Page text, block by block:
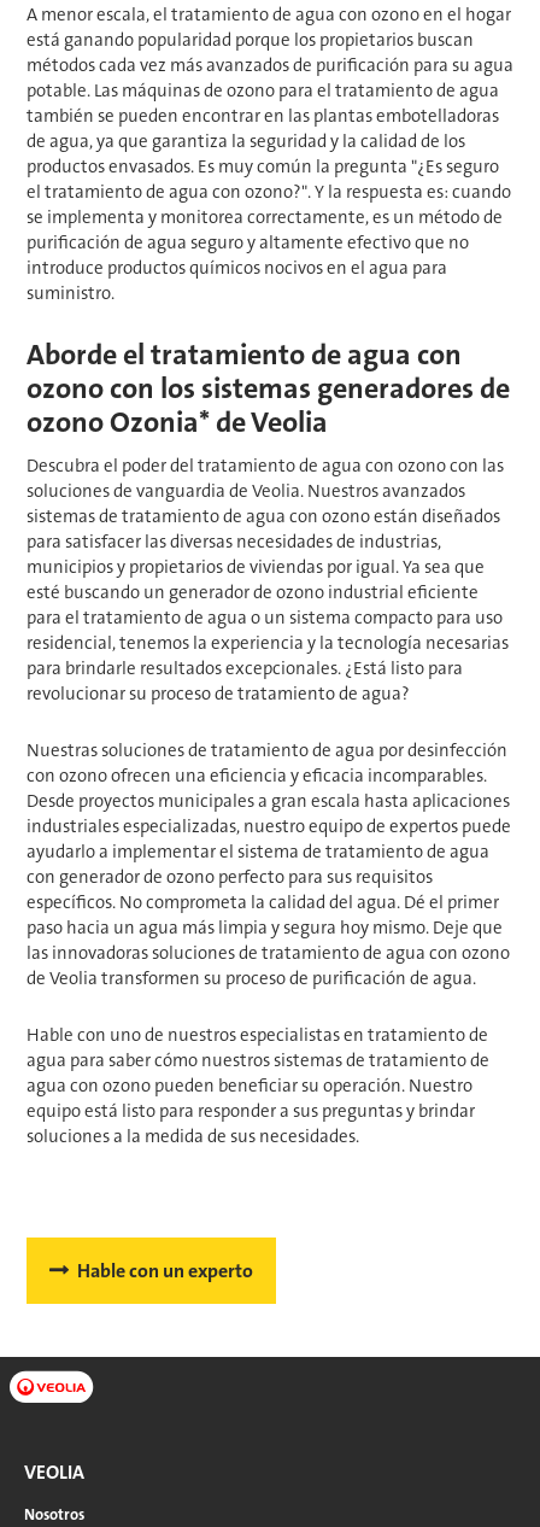
A menor escala, el tratamiento de agua con ozono en el hogar
está ganando popularidad porque los propietarios buscan
métodos cada vez más avanzados de purificación para su agua
potable. Las máquinas de ozono para el tratamiento de agua
también se pueden encontrar en las plantas embotelladoras
de agua, ya que garantiza la seguridad y la calidad de los
productos envasados. Es muy común la pregunta "¿Es seguro
el tratamiento de agua con ozono?". Y la respuesta es: cuando
se implementa y monitorea correctamente, es un método de
purificación de agua seguro y altamente efectivo que no
introduce productos químicos nocivos en el agua para
suministro.
Aborde el tratamiento de agua con
ozono con los sistemas generadores de
ozono Ozonia* de Veolia
Descubra el poder del tratamiento de agua con ozono con las
soluciones de vanguardia de Veolia. Nuestros avanzados
sistemas de tratamiento de agua con ozono están diseñados
para satisfacer las diversas necesidades de industrias,
municipios y propietarios de viviendas por igual. Ya sea que
esté buscando un generador de ozono industrial eficiente
para el tratamiento de agua o un sistema compacto para uso
residencial, tenemos la experiencia y la tecnología necesarias
para brindarle resultados excepcionales. ¿Está listo para
revolucionar su proceso de tratamiento de agua?
Nuestras soluciones de tratamiento de agua por desinfección
con ozono ofrecen una eficiencia y eficacia incomparables.
Desde proyectos municipales a gran escala hasta aplicaciones
industriales especializadas, nuestro equipo de expertos puede
ayudarlo a implementar el sistema de tratamiento de agua
con generador de ozono perfecto para sus requisitos
específicos. No comprometa la calidad del agua. Dé el primer
paso hacia un agua más limpia y segura hoy mismo. Deje que
las innovadoras soluciones de tratamiento de agua con ozono
de Veolia transformen su proceso de purificación de agua.
Hable con uno de nuestros especialistas en tratamiento de
agua para saber cómo nuestros sistemas de tratamiento de
agua con ozono pueden beneficiar su operación. Nuestro
equipo está listo para responder a sus preguntas y brindar
soluciones a la medida de sus necesidades.
Hable con un experto
VEOLIA
Nosotros